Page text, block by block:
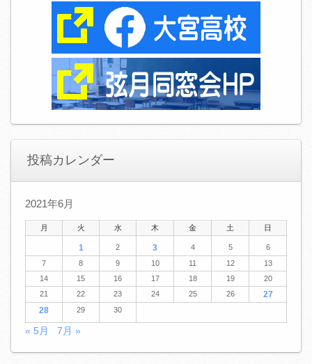
投稿カレンダー
2021年6月
月 火 水 木 金 土 日
1 2 3 4 5
6
7
8 9 10 11 12
13
14
15 16 17 18 19
20
21
22 23 24 25 26
27
28
29 30
« 5月 7月 »